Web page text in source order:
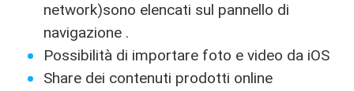
network)sono elencati sul pannello di
navigazione .
Possibilità di importare foto e video da iOS
Share dei contenuti prodotti online